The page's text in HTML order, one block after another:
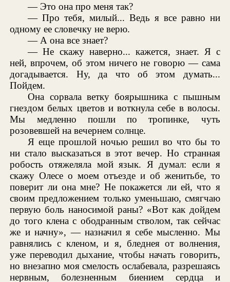
— Это она про меня так?
— Про тебя, милый... Ведь я все равно ни
одному ее словечку не верю.
— А она все знает?
— Не скажу наверно... кажется, знает. Я с
ней, впрочем, об этом ничего не говорю — сама
догадывается. Ну, да что об этом думать...
Пойдем.
Она сорвала ветку боярышника с пышным
гнездом белых цветов и воткнула себе в волосы.
Мы медленно пошли по тропинке, чуть
розовевшей на вечернем солнце.
Я еще прошлой ночью решил во что бы то
ни стало высказаться в этот вечер. Но странная
робость отяжеляла мой язык. Я думал: если я
скажу Олесе о моем отъезде и об женитьбе, то
поверит ли она мне? Не покажется ли ей, что я
своим предложением только уменьшаю, смягчаю
первую боль наносимой раны? «Вот как дойдем
до того клена с ободранным стволом, так сейчас
же и начну», — назначил я себе мысленно. Мы
равнялись с кленом, и я, бледнея от волнения,
уже переводил дыхание, чтобы начать говорить,
но внезапно моя смелость ослабевала, разрешаясь
нервным, болезненным биением сердца и